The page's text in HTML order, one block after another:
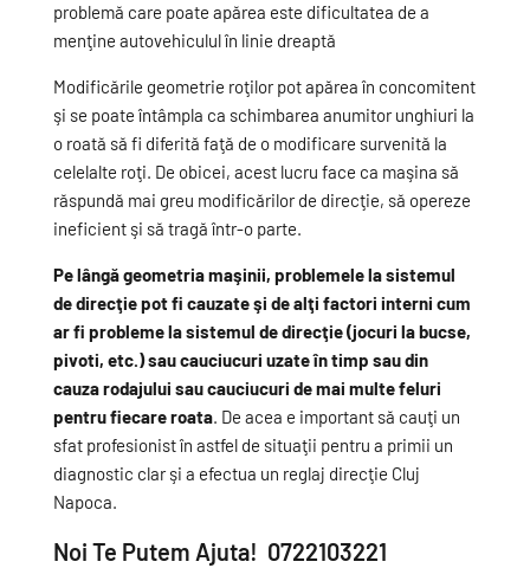
problemă care poate apărea este dificultatea de a
menţine autovehiculul în linie dreaptă
Modificările geometrie roţilor pot apărea în concomitent
şi se poate întâmpla ca schimbarea anumitor unghiuri la
o roată să fi diferită faţă de o modificare survenită la
celelalte roţi. De obicei, acest lucru face ca maşina să
răspundă mai greu modificărilor de direcţie, să opereze
ineficient şi să tragă într-o parte.
Pe lângă geometria maşinii, problemele la sistemul
de direcţie pot fi cauzate şi de alţi factori interni cum
ar fi probleme la sistemul de direcţie (jocuri la bucse,
pivoti, etc.) sau cauciucuri uzate în timp sau din
cauza rodajului sau cauciucuri de mai multe feluri
pentru fiecare roata. De acea e important să cauţi un
sfat profesionist în astfel de situaţii pentru a primii un
diagnostic clar şi a efectua un reglaj direcţie Cluj
Napoca.
Noi Te Putem Ajuta! 0722103221